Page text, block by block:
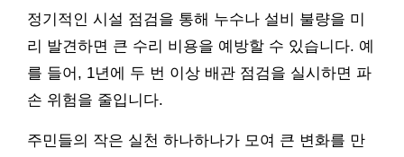
정기적인 시설 점검을 통해 누수나 설비 불량을 미
리 발견하면 큰 수리 비용을 예방할 수 있습니다. 예
를 들어, 1년에 두 번 이상 배관 점검을 실시하면 파
손 위험을 줄입니다.
주민들의 작은 실천 하나하나가 모여 큰 변화를 만